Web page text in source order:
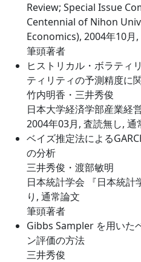
Review; Special Issue
Centennial of Nihon
Economics), 2004年10月
筆頭著者
ヒストリカル・ボラティ
ティリティの予測精度に
竹内明香・三井秀俊
日本大学経済学部産業経
2004年03月, 査読無し, 通
ベイズ推定法による
の分析
三井秀俊・渡部敏明
日本統計学会 『日本統計
り, 通常論文
筆頭著者
Gibbs Sampler を用いた
ン評価の方法
三井秀俊